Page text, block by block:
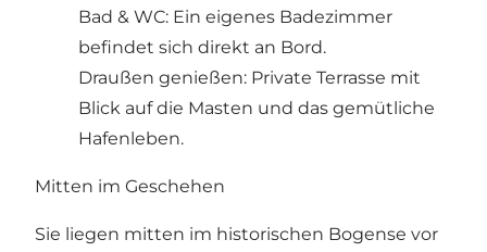
Bad & WC: Ein eigenes Badezimmer
befindet sich direkt an Bord.
Draußen genießen: Private Terrasse mit
Blick auf die Masten und das gemütliche
Hafenleben.
Mitten im Geschehen
Sie liegen mitten im historischen Bogense vor